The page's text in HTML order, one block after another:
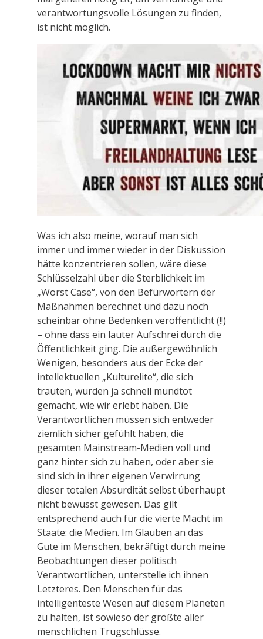
verantwortungsvolle Lösungen zu finden,
ist nicht möglich.
Was ich also meine, worauf man sich
immer und immer wieder in der Diskussion
hätte konzentrieren sollen, wäre diese
Schlüsselzahl über die Sterblichkeit im
„Worst Case“, von den Befürwortern der
Maßnahmen berechnet und dazu noch
scheinbar ohne Bedenken veröffentlicht (!!)
– ohne dass ein lauter Aufschrei durch die
Öffentlichkeit ging. Die außergewöhnlich
Wenigen, besonders aus der Ecke der
intellektuellen „Kulturelite“, die sich
trauten, wurden ja schnell mundtot
gemacht, wie wir erlebt haben. Die
Verantwortlichen müssen sich entweder
ziemlich sicher gefühlt haben, die
gesamten Mainstream-Medien voll und
ganz hinter sich zu haben, oder aber sie
sind sich in ihrer eigenen Verwirrung
dieser totalen Absurdität selbst überhaupt
nicht bewusst gewesen. Das gilt
entsprechend auch für die vierte Macht im
Staate: die Medien. Im Glauben an das
Gute im Menschen, bekräftigt durch meine
Beobachtungen dieser politisch
Verantwortlichen, unterstelle ich ihnen
Letzteres. Den Menschen für das
intelligenteste Wesen auf diesem Planeten
zu halten, ist sowieso der größte aller
menschlichen Trugschlüsse.